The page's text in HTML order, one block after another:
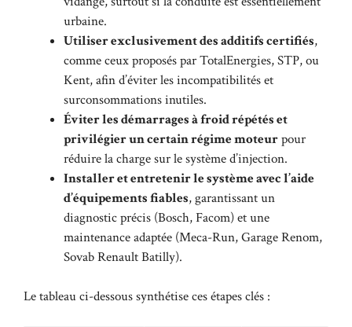
urbaine.
Utiliser exclusivement des additifs certifiés,
comme ceux proposés par TotalEnergies, STP, ou
Kent, afin d’éviter les incompatibilités et
surconsommations inutiles.
Éviter les démarrages à froid répétés et
privilégier un certain régime moteurpour
réduire la charge sur le système d’injection.
Installer et entretenir le système avec l’aide
d’équipements fiables, garantissant un
diagnostic précis (Bosch, Facom) et une
maintenance adaptée (Meca-Run, Garage Renom,
Sovab Renault Batilly).
Le tableau ci-dessous synthétise ces étapes clés :